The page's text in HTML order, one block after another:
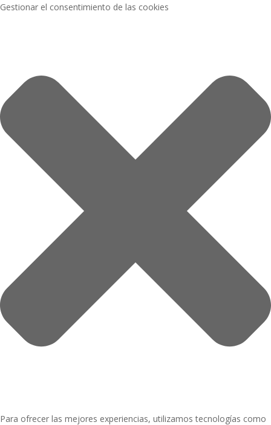
Gestionar el consentimiento de las cookies
Para ofrecer las mejores experiencias, utilizamos tecnologías como